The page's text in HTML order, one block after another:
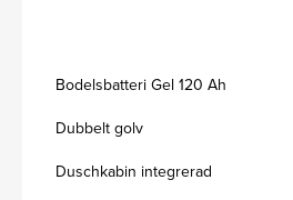
Bodelsbatteri Gel 120 Ah
Dubbelt golv
Duschkabin integrerad